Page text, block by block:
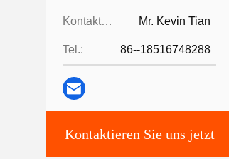
Kontaktpersonen: Mr. Kevin Tian
Tel.: 86--18516748288
Kontaktieren Sie uns jetzt